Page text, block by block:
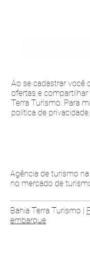
Agência de turismo
no mercado de
Bahia Terra Turismo |
embarque
Ao se cadastrar você
ofertas e
Terra Turismo. Para
política de privacidade.